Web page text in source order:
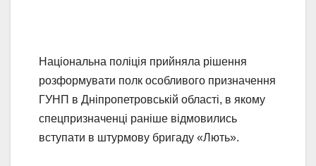
Національна поліція прийняла рішення
розформувати полк особливого призначення
ГУНП в Дніпропетровській області, в якому
спецпризначенці раніше відмовились
вступати в штурмову бригаду «Лють».